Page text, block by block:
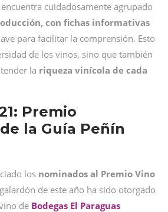
encuentra cuidadosamente agrupado
con fichas informativas
para facilitar la comprensión. Esto
de los vinos, sino que también
la riqueza vinícola de cada
Premio
la Guía Peñín
los nominados al Premio Vino
de este año ha sido otorgado
de Bodegas El Paraguas